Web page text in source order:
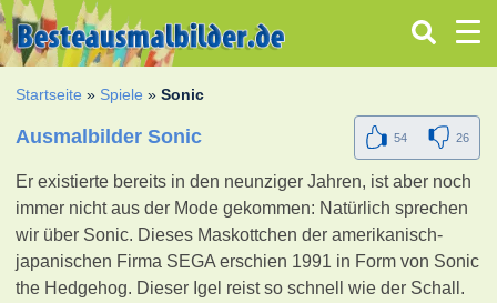
Startseite » Spiele »Sonic
Ausmalbilder Sonic 54 26
Er existierte bereits in den neunziger Jahren, ist aber noch
immer nicht aus der Mode gekommen: Natürlich sprechen
wir über Sonic. Dieses Maskottchen der amerikanisch-
japanischen Firma SEGA erschien 1991 in Form von Sonic
the Hedgehog. Dieser Igel reist so schnell wie der Schall.